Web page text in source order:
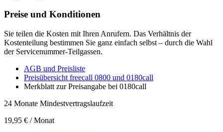
Preise und Konditionen
Sie teilen die Kosten mit Ihren Anrufern. Das Verhältnis der
Kostenteilung bestimmen Sie ganz einfach selbst – durch die Wahl
der Servicenummer-Teilgassen.
AGB und Preisliste
Preisübersicht freecall 0800 und 0180call
Merkblatt zur Preisangabe bei 0180call
24 Monate Mindestvertragslaufzeit
19,95 € / Monat